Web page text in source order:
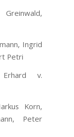
Ingrid
Petri
v.
Korn,
Peter